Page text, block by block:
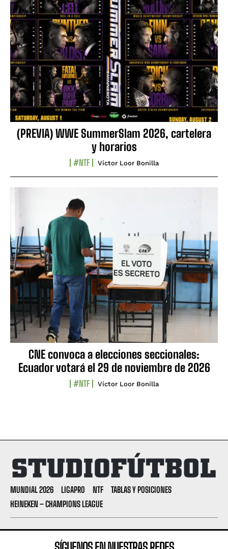
(PREVIA) WWE SummerSlam 2026, cartelera
y horarios
#NTF Víctor Loor Bonilla
CNE convoca a elecciones seccionales:
Ecuador votará el 29 de noviembre de 2026
#NTF Víctor Loor Bonilla
MUNDIAL 2026 LIGAPRO NTF
TABLAS Y POSICIONES
HEINEKEN – CHAMPIONS LEAGUE